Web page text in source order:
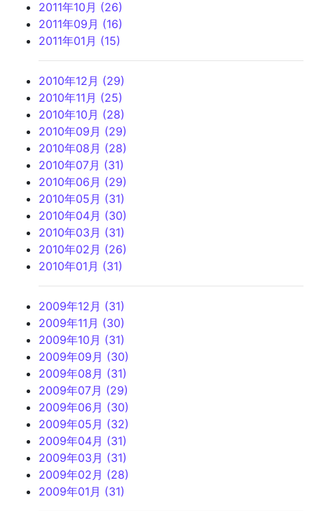
2011年10月 (26)
2011年09月 (16)
2011年01月 (15)
2010年12月 (29)
2010年11月 (25)
2010年10月 (28)
2010年09月 (29)
2010年08月 (28)
2010年07月 (31)
2010年06月 (29)
2010年05月 (31)
2010年04月 (30)
2010年03月 (31)
2010年02月 (26)
2010年01月 (31)
2009年12月 (31)
2009年11月 (30)
2009年10月 (31)
2009年09月 (30)
2009年08月 (31)
2009年07月 (29)
2009年06月 (30)
2009年05月 (32)
2009年04月 (31)
2009年03月 (31)
2009年02月 (28)
2009年01月 (31)